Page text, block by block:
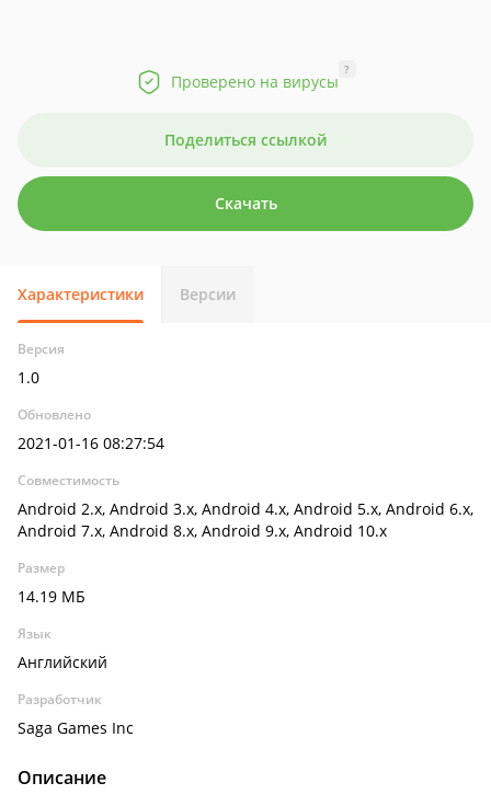
Проверено на вирусы
?
Поделиться ссылкой
Скачать
Характеристики Версии
Версия
1.0
Обновлено
2021-01-16 08:27:54
Совместимость
Android 2.x, Android 3.x, Android 4.x, Android 5.x, Android 6.x,
Android 7.x, Android 8.x, Android 9.x, Android 10.x
Размер
14.19 МБ
Язык
Английский
Разработчик
Saga Games Inc
Описание